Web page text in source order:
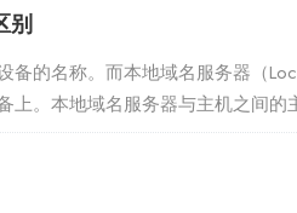
别
的名称。而本地域名服务器（
上。本地域名服务器与主机之间
络环境或子网内。而本地域名服